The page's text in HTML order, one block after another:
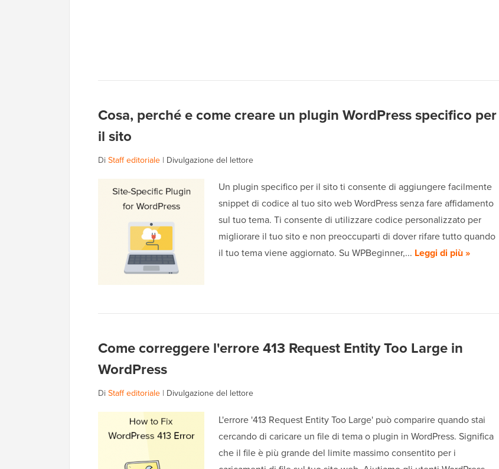
Cosa, perché e come creare un plugin WordPress specifico per
il sito
DiStaff editoriale | Divulgazione del lettore
Un plugin specifico per il sito ti consente di aggiungere facilmente
snippet di codice al tuo sito web WordPress senza fare affidamento
sul tuo tema. Ti consente di utilizzare codice personalizzato per
migliorare il tuo sito e non preoccuparti di dover rifare tutto quando
il tuo tema viene aggiornato. Su WPBeginner,... Leggi di più »
Come correggere l'errore 413 Request Entity Too Large in
WordPress
DiStaff editoriale | Divulgazione del lettore
L'errore '413 Request Entity Too Large' può comparire quando stai
cercando di caricare un file di tema o plugin in WordPress. Significa
che il file è più grande del limite massimo consentito per i